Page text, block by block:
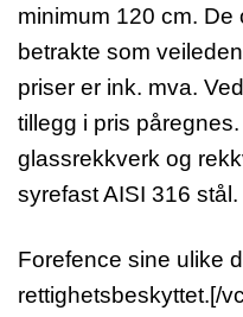
minimum 120 cm. De
betrakte som
priser er ink. mva.
tillegg i pris
glassrekkverk og
syrefast AISI 316 stål.
Forefence sine ulike
rettighetsbeskyttet.[/